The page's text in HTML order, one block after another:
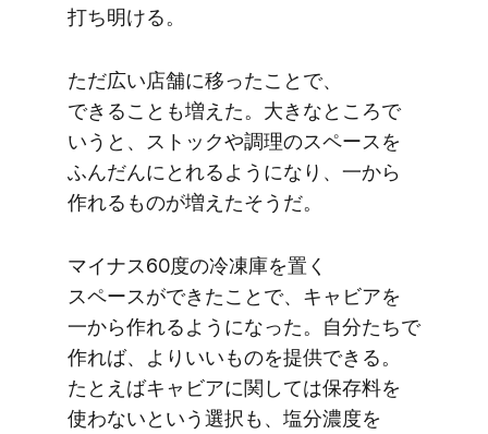
打ち明ける。
ただ​広い​店舗に​移った​ことで、​
できることも​増えた。​大きな​ところで​
いうと、​ストックや​調理の​スペースを​
ふんだんに​とれるようになり、​一から​
作れる​ものが​増えた​そうだ。
マイナス60度の​冷凍庫を​置く​
スペースが​できた​ことで、​キャビアを​
一から​作れるようになった。​自分たちで​
作れば、​より​いい​ものを​提供できる。​
たとえば​キャビアに​関しては​保存料を​
使わないと​いう​選択も、​塩分濃度を​